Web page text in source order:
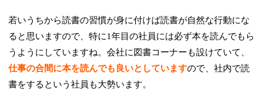
若いうちから読書の習慣が身に付けば読書が自然な行動にな
ると思いますので、特に1年目の社員には必ず本を読んでもら
うようにしていますね。会社に図書コーナーも設けていて、
仕事の合間に本を読んでも良いとしていますので、社内で読
書をするという社員も大勢います。